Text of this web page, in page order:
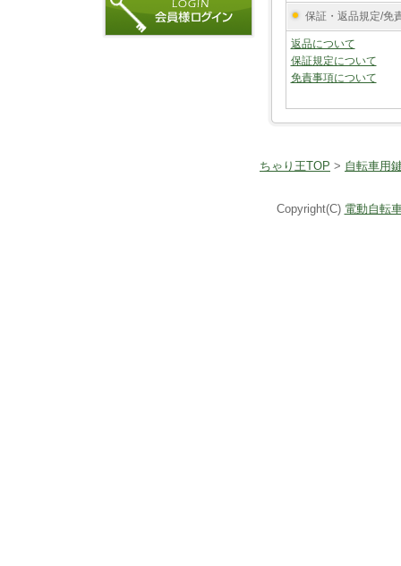
保証・返品規定/免
返品について
保証規定について
免責事項について
ちゃり王TOP > 自転車用
Copyright(C) 電動自転